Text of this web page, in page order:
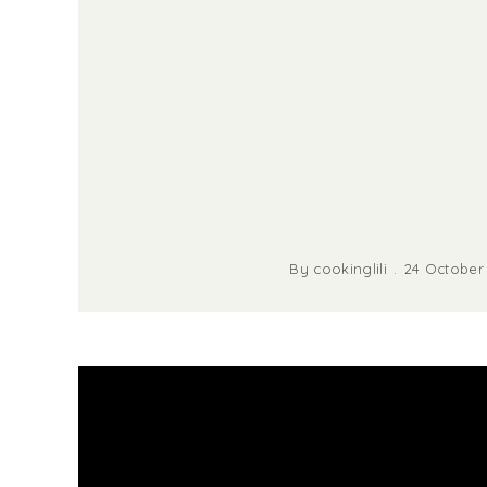
By cookinglili 24 October